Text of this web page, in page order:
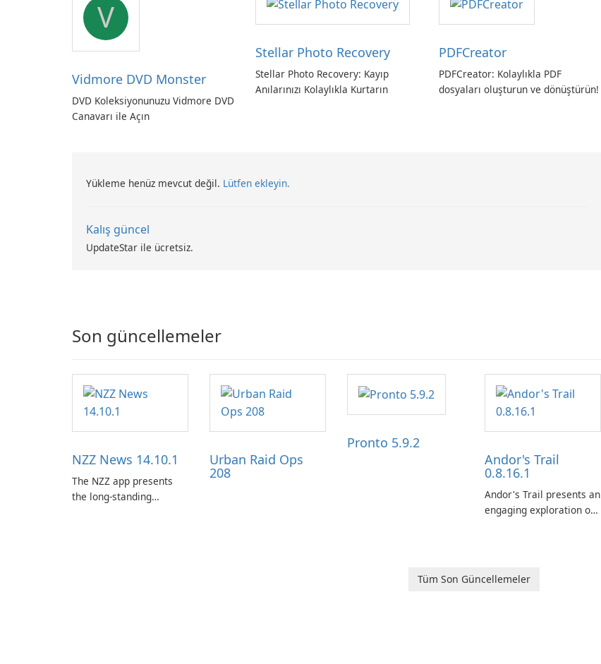
V
Vidmore DVD Monster
DVD Koleksiyonunuzu Vidmore DVD
Canavarı ile Açın
Stellar Photo Recovery
Stellar Photo Recovery: Kayıp
Anılarınızı Kolaylıkla Kurtarın
PDFCreator
PDFCreator: Kolaylıkla PDF
dosyaları oluşturun ve dönüştürün!
Yükleme henüz mevcut değil. Lütfen ekleyin.
Kalış güncel
UpdateStar ile ücretsiz.
Son güncellemeler
NZZ News 14.10.1
The NZZ app presents
the long-standing
Urban Raid Ops
208
Pronto 5.9.2
Andor's Trail
0.8.16.1
Andor's Trail presents an
engaging exploration of
your brother, Andor,
through a quest-driven
Tüm Son Güncellemeler